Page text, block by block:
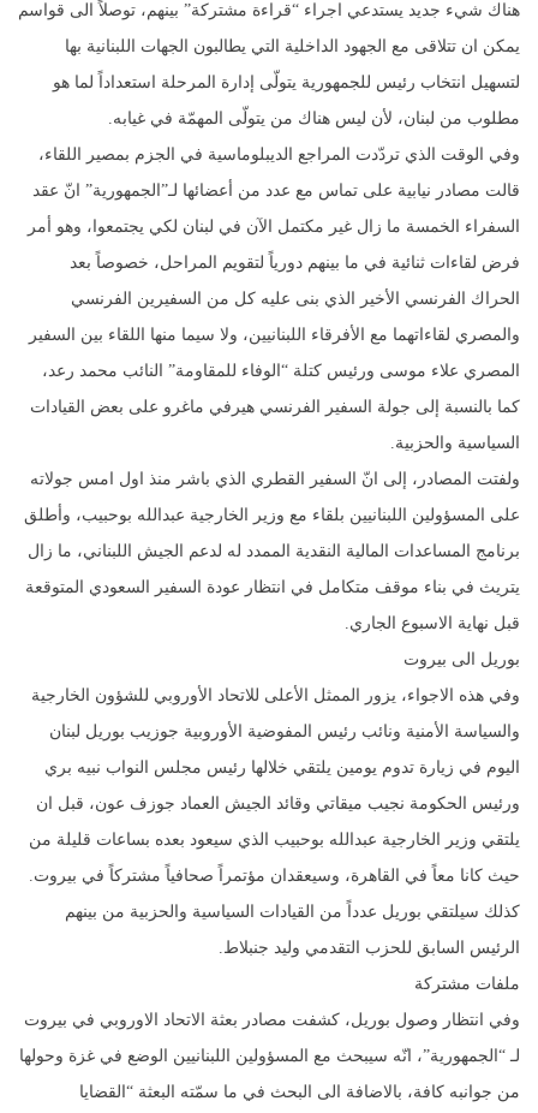
هناك شيء جديد يستدعي اجراء “قراءة مشتركة” بينهم، توصلاً الى قواسم
يمكن ان تتلاقى مع الجهود الداخلية التي يطالبون الجهات اللبنانية بها
لتسهيل انتخاب رئيس للجمهورية يتولّى إدارة المرحلة استعداداً لما هو
مطلوب من لبنان، لأن ليس هناك من يتولّى المهمّة في غيابه.
وفي الوقت الذي تردّدت المراجع الديبلوماسية في الجزم بمصير اللقاء،
قالت مصادر نيابية على تماس مع عدد من أعضائها لـ”الجمهورية” انّ عقد
السفراء الخمسة ما زال غير مكتمل الآن في لبنان لكي يجتمعوا، وهو أمر
فرض لقاءات ثنائية في ما بينهم دورياً لتقويم المراحل، خصوصاً بعد
الحراك الفرنسي الأخير الذي بنى عليه كل من السفيرين الفرنسي
والمصري لقاءاتهما مع الأفرقاء اللبنانيين، ولا سيما منها اللقاء بين السفير
المصري علاء موسى ورئيس كتلة “الوفاء للمقاومة” النائب محمد رعد،
كما بالنسبة إلى جولة السفير الفرنسي هيرفي ماغرو على بعض القيادات
السياسية والحزبية.
ولفتت المصادر، إلى انّ السفير القطري الذي باشر منذ اول امس جولاته
على المسؤولين اللبنانيين بلقاء مع وزير الخارجية عبدالله بوحبيب، وأطلق
برنامج المساعدات المالية النقدية الممدد له لدعم الجيش اللبناني، ما زال
يتريث في بناء موقف متكامل في انتظار عودة السفير السعودي المتوقعة
قبل نهاية الاسبوع الجاري.
بوريل الى بيروت
وفي هذه الاجواء، يزور الممثل الأعلى للاتحاد الأوروبي للشؤون الخارجية
والسياسة الأمنية ونائب رئيس المفوضية الأوروبية جوزيب بوريل لبنان
اليوم في زيارة تدوم يومين يلتقي خلالها رئيس مجلس النواب نبيه بري
ورئيس الحكومة نجيب ميقاتي وقائد الجيش العماد جوزف عون، قبل ان
يلتقي وزير الخارجية عبدالله بوحبيب الذي سيعود بعده بساعات قليلة من
حيث كانا معاً في القاهرة، وسيعقدان مؤتمراً صحافياً مشتركاً في بيروت.
كذلك سيلتقي بوريل عدداً من القيادات السياسية والحزبية من بينهم
الرئيس السابق للحزب التقدمي وليد جنبلاط.
ملفات مشتركة
وفي انتظار وصول بوريل، كشفت مصادر بعثة الاتحاد الاوروبي في بيروت
لـ “الجمهورية”، انّه سيبحث مع المسؤولين اللبنانيين الوضع في غزة وحولها
من جوانبه كافة، بالاضافة الى البحث في ما سمّته البعثة “القضايا